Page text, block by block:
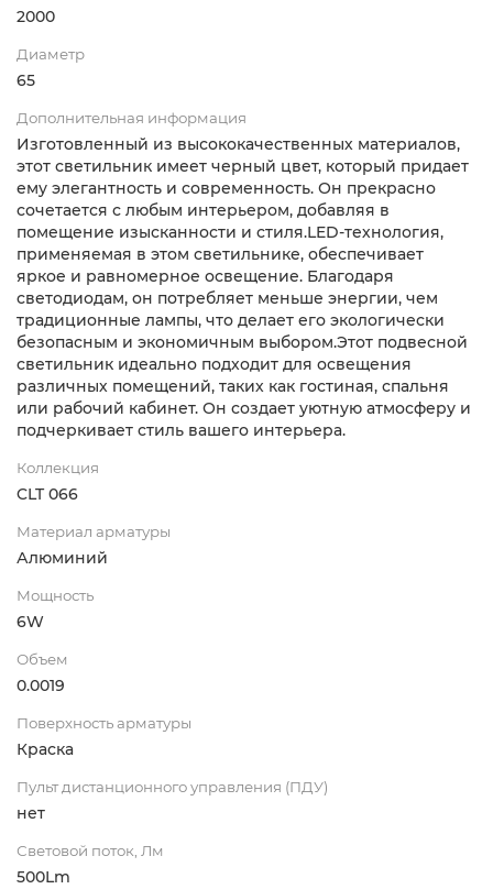
2000
Диаметр
65
Дополнительная информация
Изготовленный из высококачественных материалов,
этот светильник имеет черный цвет, который придает
ему элегантность и современность. Он прекрасно
сочетается с любым интерьером, добавляя в
помещение изысканности и стиля.LED-технология,
применяемая в этом светильнике, обеспечивает
яркое и равномерное освещение. Благодаря
светодиодам, он потребляет меньше энергии, чем
традиционные лампы, что делает его экологически
безопасным и экономичным выбором.Этот подвесной
светильник идеально подходит для освещения
различных помещений, таких как гостиная, спальня
или рабочий кабинет. Он создает уютную атмосферу и
подчеркивает стиль вашего интерьера.
Коллекция
CLT 066
Материал арматуры
Алюминий
Мощность
6W
Объем
0.0019
Поверхность арматуры
Краска
Пульт дистанционного управления (ПДУ)
нет
Световой поток, Лм
500Lm